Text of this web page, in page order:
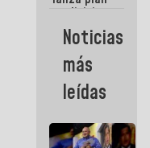
crediticio
con subsidio
a Juntas de
Condominio
Noticias
más
leídas